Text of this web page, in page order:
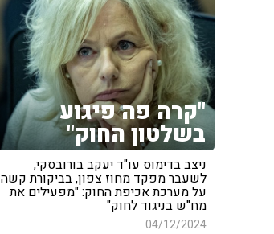
"קרה פה פיגוע
בשלטון החוק"
ניצב בדימוס עו"ד יעקב בורובסקי,
לשעבר מפקד מחוז צפון, בביקורת קשה
על מערכת אכיפת החוק: "מפעילים את
מח"ש בניגוד לחוק"
04/12/2024